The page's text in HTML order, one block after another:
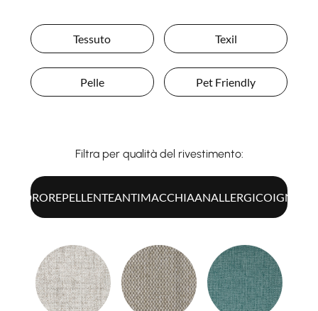
Tessuto Texil
Pelle Pet Friendly
Filtra per qualità del rivestimento:
IDROREPELLENTEANTIMACCHIAANALLERGICO